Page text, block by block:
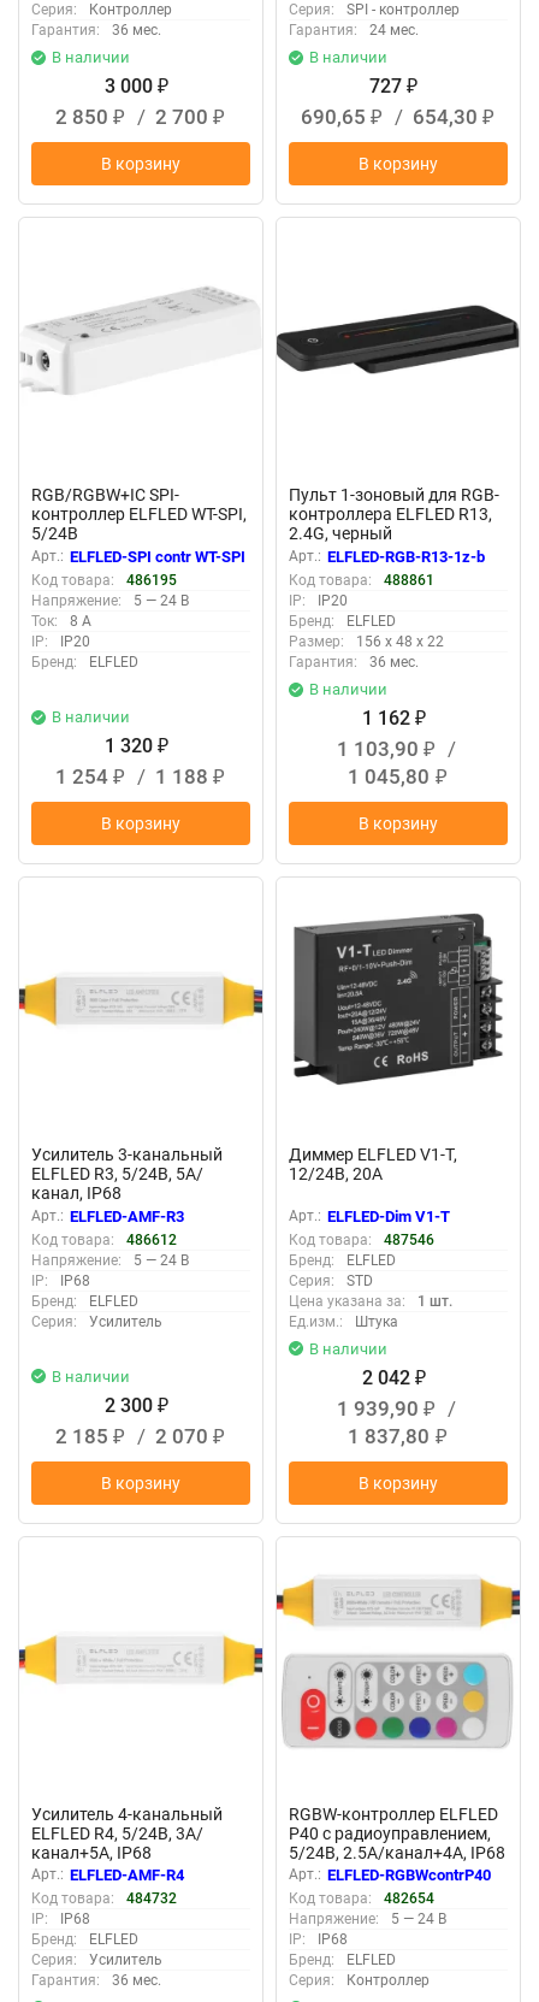
Серия:
Контроллер
Гарантия:
36 мес.
В наличии
3 000 ₽
2 850 ₽ / 2 700 ₽
В корзину
Серия:
SPI - контроллер
Гарантия:
24 мес.
В наличии
727 ₽
690,65 ₽ / 654,30 ₽
В корзину
RGB/RGBW+IC SPI-
контроллер ELFLED WT-SPI,
5/24В
Арт.: ELFLED-SPI contr WT-SPI
Код товара:
486195
Напряжение:
5 — 24 В
Ток:
8 А
IP:
IP20
Бренд:
ELFLED
В наличии
1 320 ₽
1 254 ₽ / 1 188 ₽
В корзину
Пульт 1-зоновый для RGB-
контроллера ELFLED R13,
2.4G, черный
Арт.: ELFLED-RGB-R13-1z-b
Код товара:
488861
IP:
IP20
Бренд:
ELFLED
Размер:
156 x 48 x 22
Гарантия:
36 мес.
В наличии
1 162 ₽
1 103,90 ₽
/
1 045,80 ₽
В корзину
Усилитель 3-канальный
ELFLED R3, 5/24B, 5A/
канал, IP68
Арт.: ELFLED-AMF-R3
Код товара:
486612
Напряжение:
5 — 24 В
IP:
IP68
Бренд:
ELFLED
Серия:
Усилитель
В наличии
2 300 ₽
2 185 ₽ / 2 070 ₽
В корзину
Диммер ELFLED V1-T,
12/24В, 20A
Арт.: ELFLED-Dim V1-T
Код товара:
487546
Бренд:
ELFLED
Серия:
STD
Цена указана за:
1 шт.
Ед.изм.:
Штука
В наличии
2 042 ₽
1 939,90 ₽
/
1 837,80 ₽
В корзину
Усилитель 4-канальный
ELFLED R4, 5/24B, 3A/
канал+5A, IP68
Арт.: ELFLED-AMF-R4
Код товара:
484732
IP:
IP68
Бренд:
ELFLED
Серия:
Усилитель
Гарантия:
36 мес.
RGBW-контроллер ELFLED
P40 с радиоуправлением,
5/24В, 2.5A/канал+4A, IP68
Арт.: ELFLED-RGBWcontrP40
Код товара:
482654
Напряжение:
5 — 24 В
IP:
IP68
Бренд:
ELFLED
Серия:
Контроллер